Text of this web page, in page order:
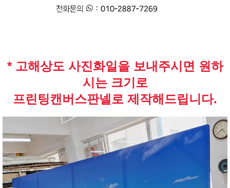
* 고해상도 사진화일을 보내주시면 원하
시는 크기로
프린팅캔버스판넬로 제작해드립니다.